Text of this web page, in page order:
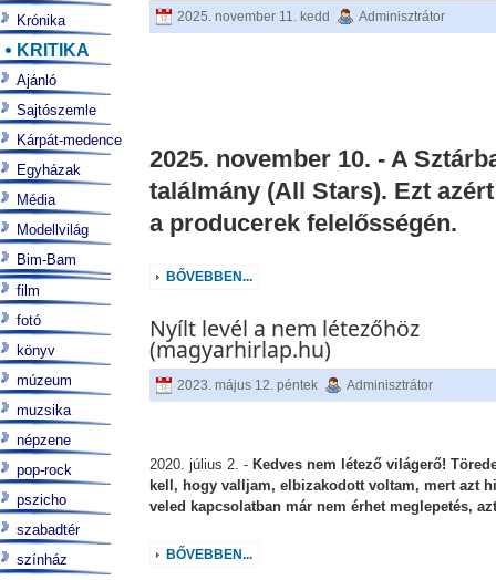
2025. november 11. kedd Adminisztrátor
2025. november 10. - A
találmány (All Stars). Ezt
a producerek felelősségén.
BŐVEBBEN...
Nyílt levél a nem létezőhöz
(magyarhirlap.hu)
2023. május 12. péntek Adminisztrátor
2020. július 2. - Kedves nem létező világerő!
kell, hogy valljam, elbizakodott voltam, mert azt
veled kapcsolatban már nem érhet meglepetés,
BŐVEBBEN...
Krónika
KRITIKA
Ajánló
Sajtószemle
Kárpát-medence
Egyházak
Média
Modellvilág
Bim-Bam
film
fotó
könyv
múzeum
muzsika
népzene
pop-rock
pszicho
szabadtér
színház